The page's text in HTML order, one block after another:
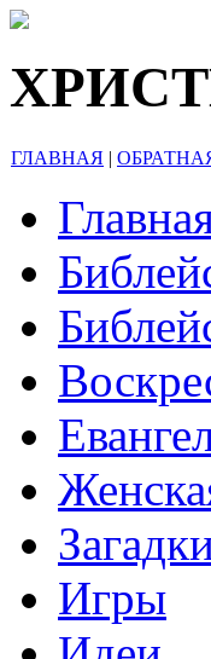
ГЛАВНАЯ |
Игры